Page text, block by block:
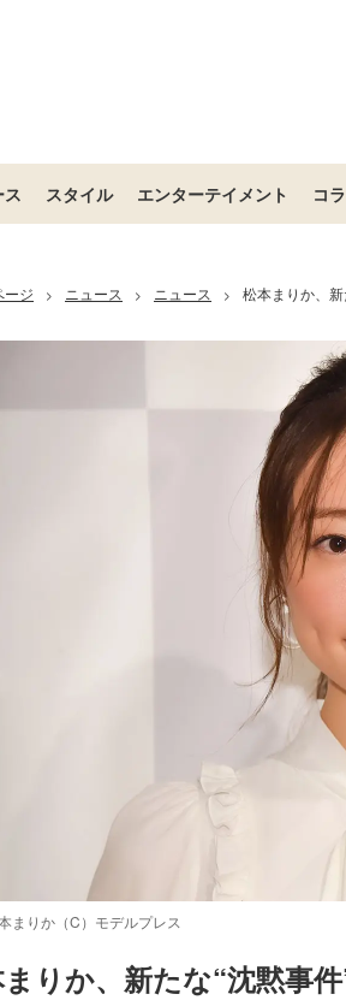
ス スタイル エンターテイメント コ
ージ > ニュース > ニュース > 松本まりか、新
まりか（C）モデルプレス
りか、新たな“沈黙事